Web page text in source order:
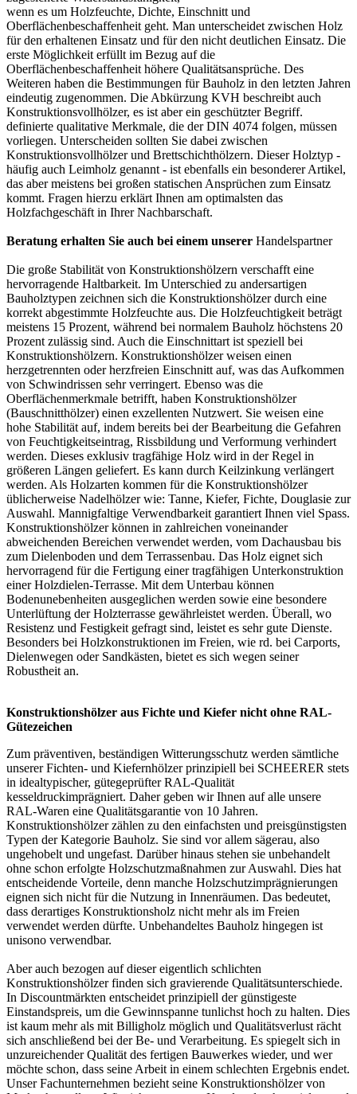
wenn es um Holzfeuchte, Dichte, Einschnitt und
Oberflächenbeschaffenheit geht. Man unterscheidet zwischen Holz
für den erhaltenen Einsatz und für den nicht deutlichen Einsatz. Die
erste Möglichkeit erfüllt im Bezug auf die
Oberflächenbeschaffenheit höhere Qualitätsansprüche. Des
Weiteren haben die Bestimmungen für Bauholz in den letzten Jahren
eindeutig zugenommen. Die Abkürzung KVH beschreibt auch
Konstruktionsvollhölzer, es ist aber ein geschützter Begriff.
definierte qualitative Merkmale, die der DIN 4074 folgen, müssen
vorliegen. Unterscheiden sollten Sie dabei zwischen
Konstruktionsvollhölzer und Brettschichthölzern. Dieser Holztyp -
häufig auch Leimholz genannt - ist ebenfalls ein besonderer Artikel,
das aber meistens bei großen statischen Ansprüchen zum Einsatz
kommt. Fragen hierzu erklärt Ihnen am optimalsten das
Holzfachgeschäft in Ihrer Nachbarschaft.
Beratung erhalten Sie auch bei einem unserer Handelspartner
Die große Stabilität von Konstruktionshölzern verschafft eine
hervorragende Haltbarkeit. Im Unterschied zu andersartigen
Bauholztypen zeichnen sich die Konstruktionshölzer durch eine
korrekt abgestimmte Holzfeuchte aus. Die Holzfeuchtigkeit beträgt
meistens 15 Prozent, während bei normalem Bauholz höchstens 20
Prozent zulässig sind. Auch die Einschnittart ist speziell bei
Konstruktionshölzern. Konstruktionshölzer weisen einen
herzgetrennten oder herzfreien Einschnitt auf, was das Aufkommen
von Schwindrissen sehr verringert. Ebenso was die
Oberflächenmerkmale betrifft, haben Konstruktionshölzer
(Bauschnitthölzer) einen exzellenten Nutzwert. Sie weisen eine
hohe Stabilität auf, indem bereits bei der Bearbeitung die Gefahren
von Feuchtigkeitseintrag, Rissbildung und Verformung verhindert
werden. Dieses exklusiv tragfähige Holz wird in der Regel in
größeren Längen geliefert. Es kann durch Keilzinkung verlängert
werden. Als Holzarten kommen für die Konstruktionshölzer
üblicherweise Nadelhölzer wie: Tanne, Kiefer, Fichte, Douglasie zur
Auswahl. Mannigfaltige Verwendbarkeit garantiert Ihnen viel Spass.
Konstruktionshölzer können in zahlreichen voneinander
abweichenden Bereichen verwendet werden, vom Dachausbau bis
zum Dielenboden und dem Terrassenbau. Das Holz eignet sich
hervorragend für die Fertigung einer tragfähigen Unterkonstruktion
einer Holzdielen-Terrasse. Mit dem Unterbau können
Bodenunebenheiten ausgeglichen werden sowie eine besondere
Unterlüftung derHolzterrasse gewährleistet werden. Überall, wo
Resistenz und Festigkeit gefragt sind, leistet es sehr gute Dienste.
Besonders bei Holzkonstruktionen im Freien, wie rd. bei Carports,
Dielenwegen oder Sandkästen, bietet es sich wegen seiner
Robustheit an.
Konstruktionshölzer aus Fichte und Kiefer nicht ohne RAL-
Gütezeichen
Zum präventiven, beständigen Witterungsschutz werden sämtliche
unserer Fichten- und Kiefernhölzer prinzipiell bei SCHEERER stets
in idealtypischer, gütegeprüfter RAL-Qualität
kesseldruckimprägniert. Daher geben wir Ihnen auf alle unsere
RAL-Waren eine Qualitätsgarantie von 10 Jahren.
Konstruktionshölzer zählen zu den einfachsten und preisgünstigsten
Typen der Kategorie Bauholz. Sie sind vor allem sägerau, also
ungehobelt und ungefast. Darüber hinaus stehen sie unbehandelt
ohne schon erfolgte Holzschutzmaßnahmen zur Auswahl. Dies hat
entscheidende Vorteile, denn manche Holzschutzimprägnierungen
eignen sich nicht für die Nutzung in Innenräumen. Das bedeutet,
dass derartiges Konstruktionsholz nicht mehr als im Freien
verwendet werden dürfte. Unbehandeltes Bauholz hingegen ist
unisono verwendbar.
Aber auch bezogen auf dieser eigentlich schlichten
Konstruktionshölzer finden sich gravierende Qualitätsunterschiede.
In Discountmärkten entscheidet prinzipiell der günstigeste
Einstandspreis, um die Gewinnspanne tunlichst hoch zu halten. Dies
ist kaum mehr als mit Billigholz möglich und Qualitätsverlust rächt
sich anschließend bei der Be- und Verarbeitung. Es spiegelt sich in
unzureichender Qualität des fertigen Bauwerkes wieder, und wer
möchte schon, dass seine Arbeit in einem schlechten Ergebnis endet.
Unser Fachunternehmen bezieht seine Konstruktionshölzer von